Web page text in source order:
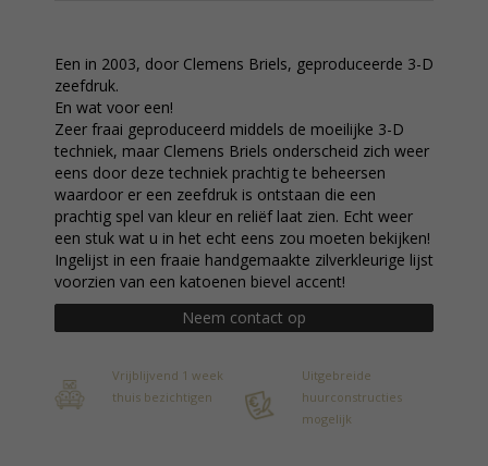
Een in 2003, door Clemens Briels, geproduceerde 3-D
zeefdruk.
En wat voor een!
Zeer fraai geproduceerd middels de moeilijke 3-D
techniek, maar Clemens Briels onderscheid zich weer
eens door deze techniek prachtig te beheersen
waardoor er een zeefdruk is ontstaan die een
prachtig spel van kleur en reliëf laat zien. Echt weer
een stuk wat u in het echt eens zou moeten bekijken!
Ingelijst in een fraaie handgemaakte zilverkleurige lijst
voorzien van een katoenen bievel accent!
Neem contact op
Vrijblijvend 1 week
thuis bezichtigen
Uitgebreide
huurconstructies
mogelijk